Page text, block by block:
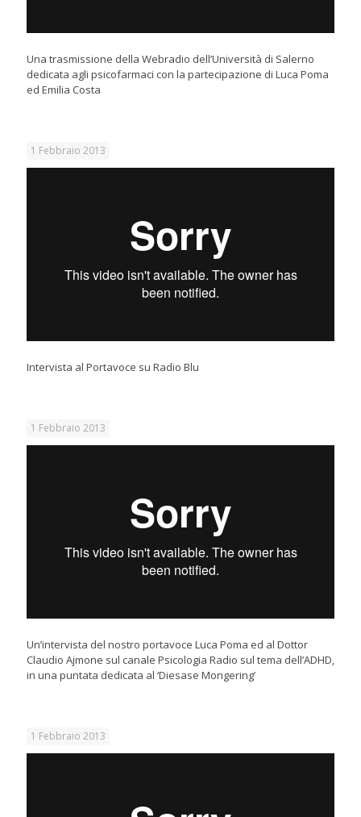
Una trasmissione della Webradio dell’Università di Salerno
dedicata agli psicofarmaci con la partecipazione di Luca Poma
ed Emilia Costa
1 Febbraio 2013
Intervista al Portavoce su Radio Blu
1 Febbraio 2013
Un’intervista del nostro portavoce Luca Poma ed al Dottor
Claudio Ajmone sul canale Psicologia Radio sul tema dell’ADHD,
in una puntata dedicata al ‘Diesase Mongering’
1 Febbraio 2013